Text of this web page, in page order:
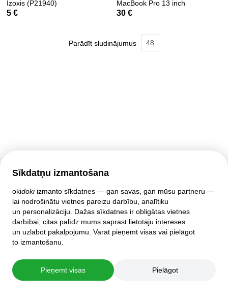
Izoxis (P21940)
5 €
MacBook Pro 13 inch
30 €
Parādīt sludinājumus 48
Sīkdatņu izmantošana
okidokiizmanto sīkdatnes — gan savas, gan mūsu partneru —
lai nodrošinātu vietnes pareizu darbību, analītiku
un personalizāciju. Dažas sīkdatnes ir obligātas vietnes
darbībai, citas palīdz mums saprast lietotāju intereses
un uzlabot pakalpojumu. Varat pieņemt visas vai pielāgot
to izmantošanu.
Pieņemt visas Pielāgot
Klientu atbalsts
Palīdzība
Politika un līgumi
Privātuma iestatījumi
Pilnā mājas lapas versija
© 2007–2026 oki